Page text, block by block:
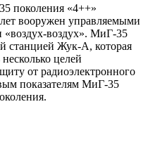
поколения «4++»
вооружен управляемыми
«воздух-воздух». МиГ-35
станцией Жук-А, которая
целей
от радиоэлектронного
показателям МиГ-35